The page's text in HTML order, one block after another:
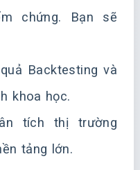
chứng. Bạn sẽ
Backtesting và
khoa học.
tích thị trường
tảng lớn.